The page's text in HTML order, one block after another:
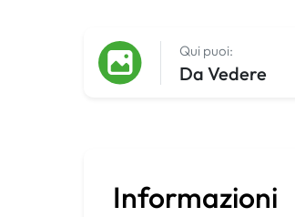
Qui puoi:
Da Vedere
Informazioni